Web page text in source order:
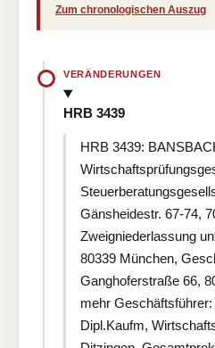
Zum chronologischen Auszug
VERÄNDERUNGEN
HRB 3439
HRB 3439:
Gänsheidestr. 67-74,
Zweigniederlassung
80339 München,
Ganghoferstraße 66,
mehr
Dipl.Kaufm,